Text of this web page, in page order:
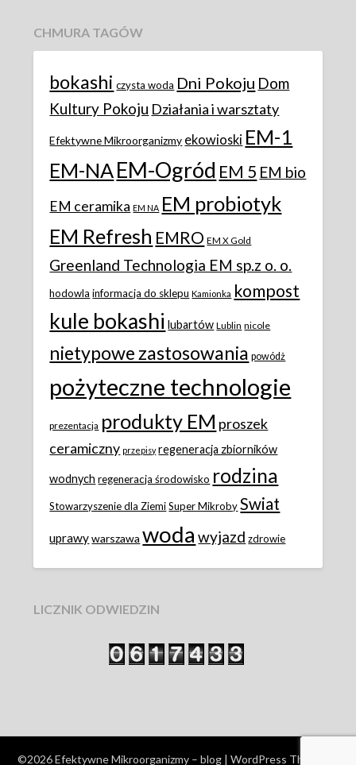
CHMURA TAGÓW
bokashi czysta woda Dni Pokoju Dom
Kultury Pokoju Działania i warsztaty
Efektywne Mikroorganizmy ekowioski EM-1
EM-NAEM-Ogród EM 5 EM bio
EM ceramika EM NA EM probiotyk
EM Refresh EMRO EM X Gold
Greenland Technologia EM sp.z o. o.
hodowla informacja do sklepu Kamionka kompost
kule bokashi lubartów Lublin nicole
nietypowe zastosowania powódż
pożyteczne technologie
prezentacja produkty EM proszek
ceramiczny przepisy regeneracja zbiorników
wodnych regeneracja środowisko rodzina
Stowarzyszenie dla Ziemi Super Mikroby Swiat
uprawy warszawa woda wyjazd zdrowie
LICZNIK ODWIEDZIN
©2026 Efektywne Mikroorganizmy – blog | WordPress Theme by